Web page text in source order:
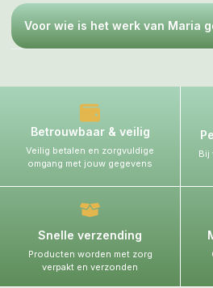
Voor wie is het werk van Maria
Betrouwbaar & veilig
Veilig betalen en zorgvuldige
omgang met jouw gegevens
Bij
Snelle verzending
Producten worden met zorg
verpakt en verzonden